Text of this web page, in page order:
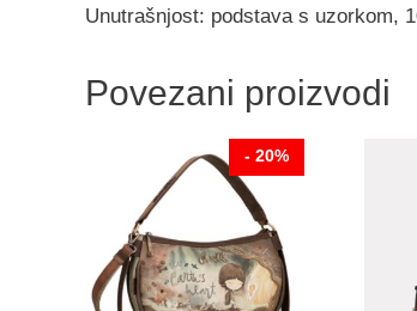
Unutrašnjost: podstava s uzorkom,
Povezani proizvodi
- 20%